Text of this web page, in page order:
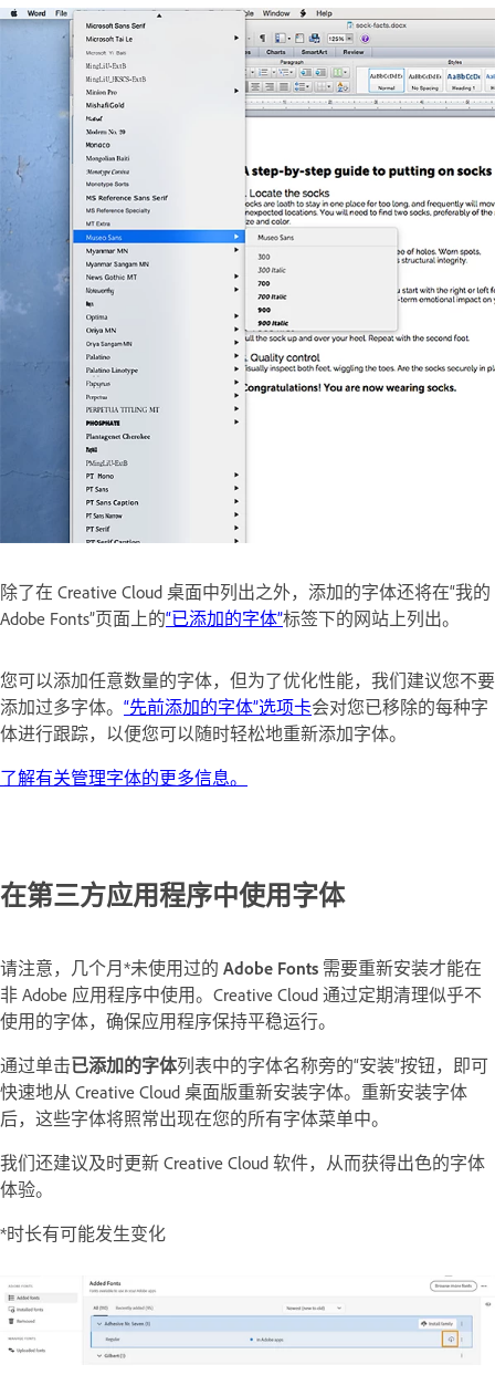
除了在 Creative Cloud 桌面中列出之外，添加的字体还将在“我的
Adobe Fonts”页面上的“已添加的字体”标签下的网站上列出。
您可以添加任意数量的字体，但为了优化性能，我们建议您不要
添加过多字体。 “先前添加的字体”选项卡会对您已移除的每种字
体进行跟踪，以便您可以随时轻松地重新添加字体。
了解有关管理字体的更多信息。
在第三方应用程序中使用字体
请注意，几个月*未使用过的 Adobe Fonts 需要重新安装才能在
非 Adobe 应用程序中使用。Creative Cloud 通过定期清理似乎不
使用的字体，确保应用程序保持平稳运行。
通过单击已添加的字体列表中的字体名称旁的“安装”按钮，即可
快速地从 Creative Cloud 桌面版重新安装字体。重新安装字体
后，这些字体将照常出现在您的所有字体菜单中。
我们还建议及时更新 Creative Cloud 软件，从而获得出色的字体
体验。
*时长有可能发生变化